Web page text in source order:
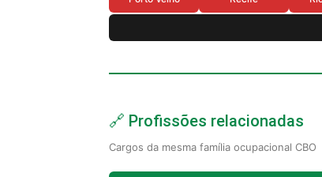
🔗 Profissões relacionadas
Cargos da mesma família ocupacional CBO